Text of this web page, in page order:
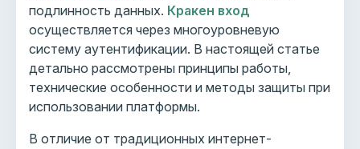
подлинность данных. Кракен вход
осуществляется через многоуровневую
систему аутентификации. В настоящей статье
детально рассмотрены принципы работы,
технические особенности и методы защиты при
использовании платформы.
В отличие от традиционных интернет-